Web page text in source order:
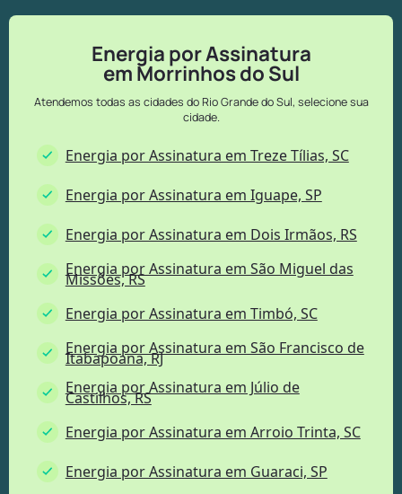
Energia por Assinatura
em Morrinhos do Sul
Atendemos todas as cidades do Rio Grande do Sul, selecione sua
cidade.
Energia por Assinatura em Treze Tílias, SC
Energia por Assinatura em Iguape, SP
Energia por Assinatura em Dois Irmãos, RS
Energia por Assinatura em São Miguel das
Missões, RS
Energia por Assinatura em Timbó, SC
Energia por Assinatura em São Francisco de
Itabapoana, RJ
Energia por Assinatura em Júlio de
Castilhos, RS
Energia por Assinatura em Arroio Trinta, SC
Energia por Assinatura em Guaraci, SP